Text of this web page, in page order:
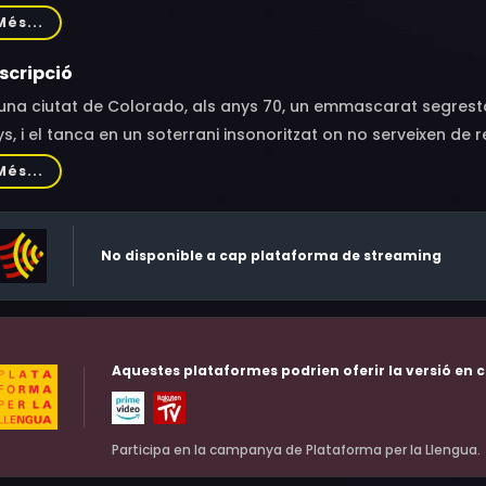
Miguel Mora, Rebecca Clarke, J. Gaven Wilde,
Pravong, Jacob Moran, Brady Hepner, Banks Repeta,
Kellan Rhude, Gina Jun, Ryan Cronan, Dashiell
Petersen, Mike Bailey, Christine Connelly, Matthew
Lemmon, Veronica Russell
ciutat de Colorado, als anys 70, un emmascarat
i el tanca en un soterrani insonoritzat on no serveixen de
connexió comença a sonar, Finney descobreix que a
les quals estan decidides a impedir que Finney acabi
No disponible a cap plataforma de streaming
Aquestes plataformes podrien oferir la versió en
Participa en la campanya de Plataforma per la Llengua.